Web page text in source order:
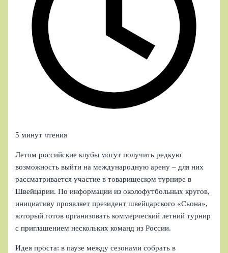
5 минут чтения
Летом российские клубы могут получить редкую
возможность выйти на международную арену – для них
рассматривается участие в товарищеском турнире в
Швейцарии. По информации из околофутбольных кругов,
инициативу проявляет президент швейцарского «Сьона»,
который готов организовать коммерческий летний турнир
с приглашением нескольких команд из России.
Идея проста: в паузе между сезонами собрать в